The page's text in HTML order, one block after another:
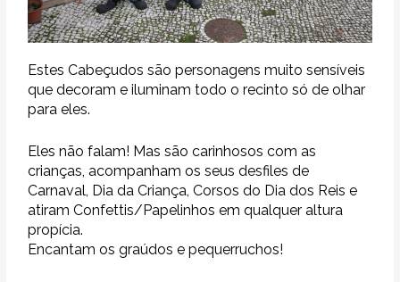
Estes Cabeçudos são personagens muito sensíveis
que decoram e iluminam todo o recinto só de olhar
para eles.
Eles não falam! Mas são carinhosos com as
crianças, acompanham os seus desfiles de
Carnaval, Dia da Criança, Corsos do Dia dos Reis e
atiram Confettis/Papelinhos em qualquer altura
propícia.
Encantam os graúdos e pequerruchos!